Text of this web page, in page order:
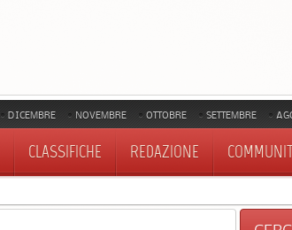
DICEMBRE NOVEMBRE OTTOBRE SETTEMBRE
CLASSIFICHE REDAZIONE